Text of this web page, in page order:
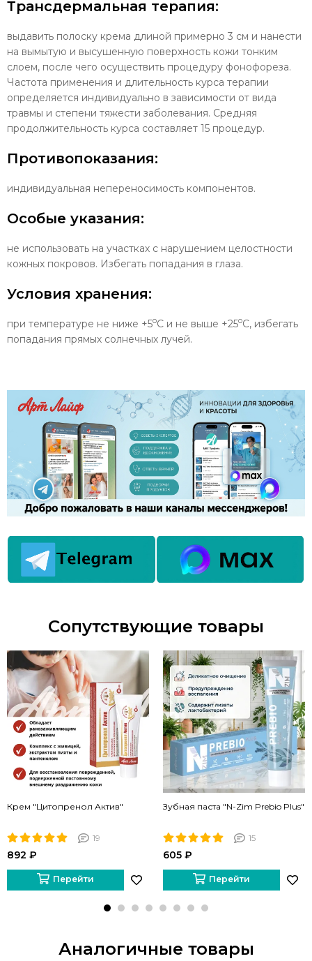
Трансдермальная терапия:
выдавить полоску крема длиной примерно 3 см и нанести
на вымытую и высушенную поверхность кожи тонким
слоем, после чего осуществить процедуру фонофореза.
Частота применения и длительность курса терапии
определяется индивидуально в зависимости от вида
травмы и степени тяжести заболевания. Средняя
продолжительность курса составляет 15 процедур.
Противопоказания:
индивидуальная непереносимость компонентов.
Особые указания:
не использовать на участках с нарушением целостности
кожных покровов. Избегать попадания в глаза.
Условия хранения:
при температуре не ниже +5оС и не выше +25оС, избегать
попадания прямых солнечных лучей.
Сопутствующие товары
Крем "Цитопренол Актив"
19
892 ₽
Перейти
Зубная паста "N-Zim Prebio Plus"
15
605 ₽
Перейти
Аналогичные товары